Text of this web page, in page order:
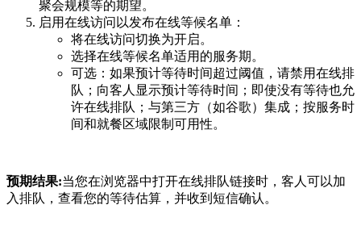
聚会规模等的期望。
启用在线访问以发布在线等候名单：
将在线访问切换为开启。
选择在线等候名单适用的服务期。
可选：如果预计等待时间超过阈值，请禁用在线排
队；向客人显示预计等待时间；即使没有等待也允
许在线排队；与第三方（如谷歌）集成；按服务时
间和就餐区域限制可用性。
预期结果:当您在浏览器中打开在线排队链接时，客人可以加
入排队，查看您的等待估算，并收到短信确认。